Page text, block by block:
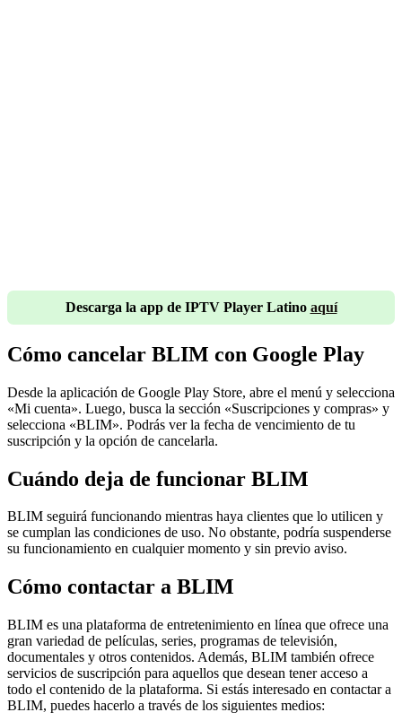
Descarga la app de IPTV Player Latino aquí
Cómo cancelar BLIM con Google Play
Desde la aplicación de Google Play Store, abre el menú y selecciona
«Mi cuenta». Luego, busca la sección «Suscripciones y compras» y
selecciona «BLIM». Podrás ver la fecha de vencimiento de tu
suscripción y la opción de cancelarla.
Cuándo deja de funcionar BLIM
BLIM seguirá funcionando mientras haya clientes que lo utilicen y
se cumplan las condiciones de uso. No obstante, podría suspenderse
su funcionamiento en cualquier momento y sin previo aviso.
Cómo contactar a BLIM
BLIM es una plataforma de entretenimiento en línea que ofrece una
gran variedad de películas, series, programas de televisión,
documentales y otros contenidos. Además, BLIM también ofrece
servicios de suscripción para aquellos que desean tener acceso a
todo el contenido de la plataforma. Si estás interesado en contactar a
BLIM, puedes hacerlo a través de los siguientes medios: